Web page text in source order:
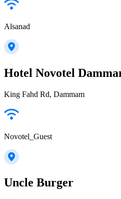
Alsanad
Hotel Novotel
King Fahd Rd, Dammam
Novotel_Guest
Uncle Burger